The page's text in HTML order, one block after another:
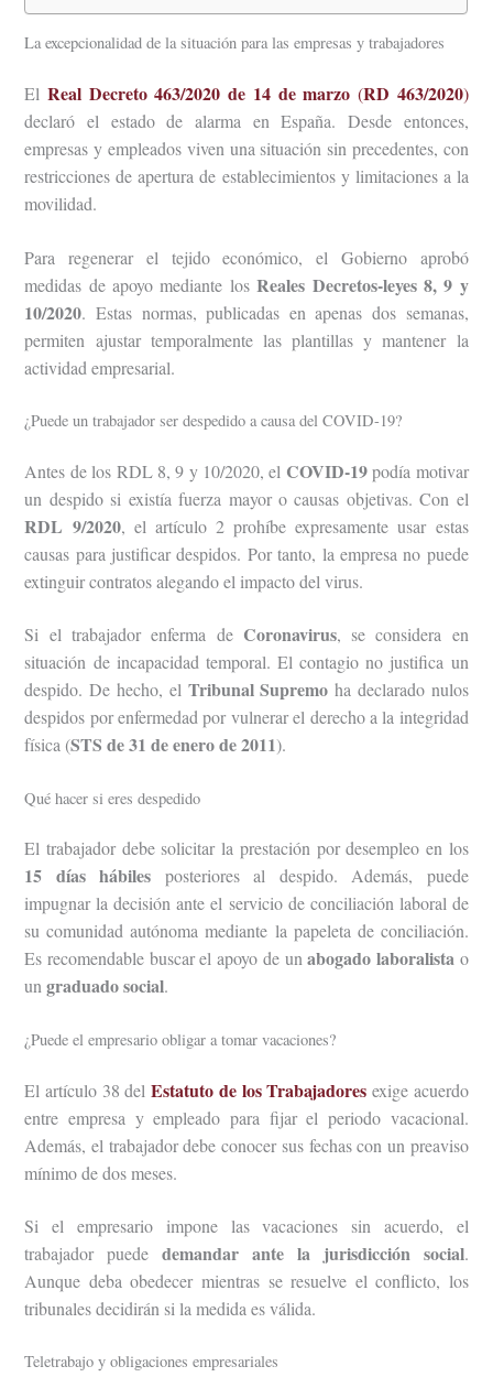
La excepcionalidad de la situación para las empresas y trabajadores
ElReal Decreto 463/2020 de 14 de marzo (RD 463/2020)
declaró el estado de alarma en España. Desde entonces,
empresas y empleados viven una situación sin precedentes, con
restricciones de apertura de establecimientos y limitaciones a la
movilidad.
Para regenerar el tejido económico, el Gobierno aprobó
medidas de apoyo mediante losReales Decretos-leyes 8, 9 y
10/2020. Estas normas, publicadas en apenas dos semanas,
permiten ajustar temporalmente las plantillas y mantener la
actividad empresarial.
¿Puede un trabajador ser despedido a causa del COVID-19?
Antes de los RDL 8, 9 y 10/2020, el COVID-19podía motivar
un despido si existía fuerza mayor o causas objetivas. Con el
RDL 9/2020, el artículo 2 prohíbe expresamente usar estas
causas para justificar despidos. Por tanto, la empresa no puede
extinguir contratos alegando el impacto del virus.
Si el trabajador enferma de Coronavirus, se considera en
situación de incapacidad temporal. El contagio no justifica un
despido. De hecho, el Tribunal Supremo ha declarado nulos
despidos por enfermedad por vulnerar el derecho a la integridad
física (STS de 31 de enero de 2011).
Qué hacer si eres despedido
El trabajador debe solicitar la prestación por desempleo en los
15 días hábiles posteriores al despido. Además, puede
impugnar la decisión ante el servicio de conciliación laboral de
su comunidad autónoma mediante la papeleta de conciliación.
Es recomendable buscar el apoyo de unabogado laboralistao
ungraduado social.
¿Puede el empresario obligar a tomar vacaciones?
El artículo 38 delEstatuto de los Trabajadores exige acuerdo
entre empresa y empleado para fijar el periodo vacacional.
Además, el trabajador debe conocer sus fechas con un preaviso
mínimo de dos meses.
Si el empresario impone las vacaciones sin acuerdo, el
trabajador puededemandar ante la jurisdicción social.
Aunque deba obedecer mientras se resuelve el conflicto, los
tribunales decidirán si la medida es válida.
Teletrabajo y obligaciones empresariales